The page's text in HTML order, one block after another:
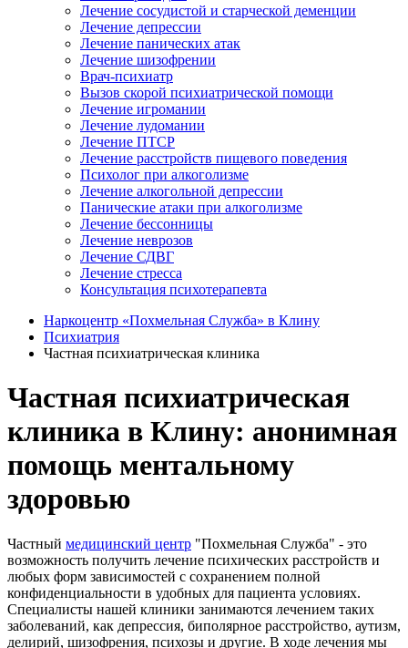
Лечение сосудистой и старческой деменции
Лечение депрессии
Лечение панических атак
Лечение шизофрении
Врач-психиатр
Вызов скорой психиатрической помощи
Лечение игромании
Лечение лудомании
Лечение ПТСР
Лечение расстройств пищевого поведения
Психолог при алкоголизме
Лечение алкогольной депрессии
Панические атаки при алкоголизме
Лечение бессонницы
Лечение неврозов
Лечение СДВГ
Лечение стресса
Консультация психотерапевта
Наркоцентр «Похмельная Служба» в Клину
Психиатрия
Частная психиатрическая клиника
Частная психиатрическая
клиника в Клину: анонимная
помощь ментальному
здоровью
Частный медицинский центр "Похмельная Служба" - это
возможность получить лечение психических расстройств и
любых форм зависимостей с сохранением полной
конфиденциальности в удобных для пациента условиях.
Специалисты нашей клиники занимаются лечением таких
заболеваний, как депрессия, биполярное расстройство, аутизм,
делирий, шизофрения, психозы и другие. В ходе лечения мы